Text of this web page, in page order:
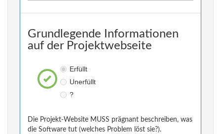
Grundlegende Informationen
auf der Projektwebseite
Erfüllt
Unerfüllt
?
Die Projekt-Website MUSS prägnant beschreiben, was
die Software tut (welches Problem löst sie?).